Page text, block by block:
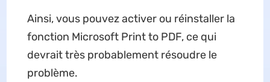
Ainsi, vous pouvez activer ou réinstaller la
fonction Microsoft Print to PDF, ce qui
devrait très probablement résoudre le
problème.